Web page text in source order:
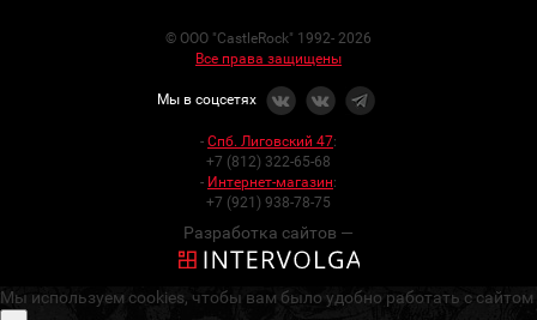
© ООО "CastleRock" 1992- 2026
Все права защищены
Мы в соцсетях
- Спб. Лиговский 47:
+7 (812) 322-65-68
- Интернет-магазин:
+7 (921) 938-78-75
Разработка сайтов —
Мы используем cookies, чтобы вам было удобно работать с сайтом